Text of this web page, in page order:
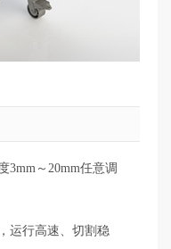
3mm～20mm任意调
运行高速、切割稳